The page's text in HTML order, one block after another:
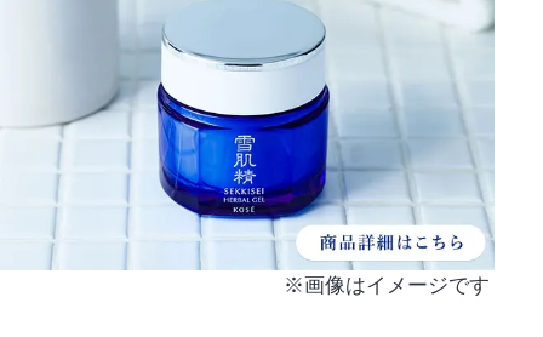
※画像はイメージです